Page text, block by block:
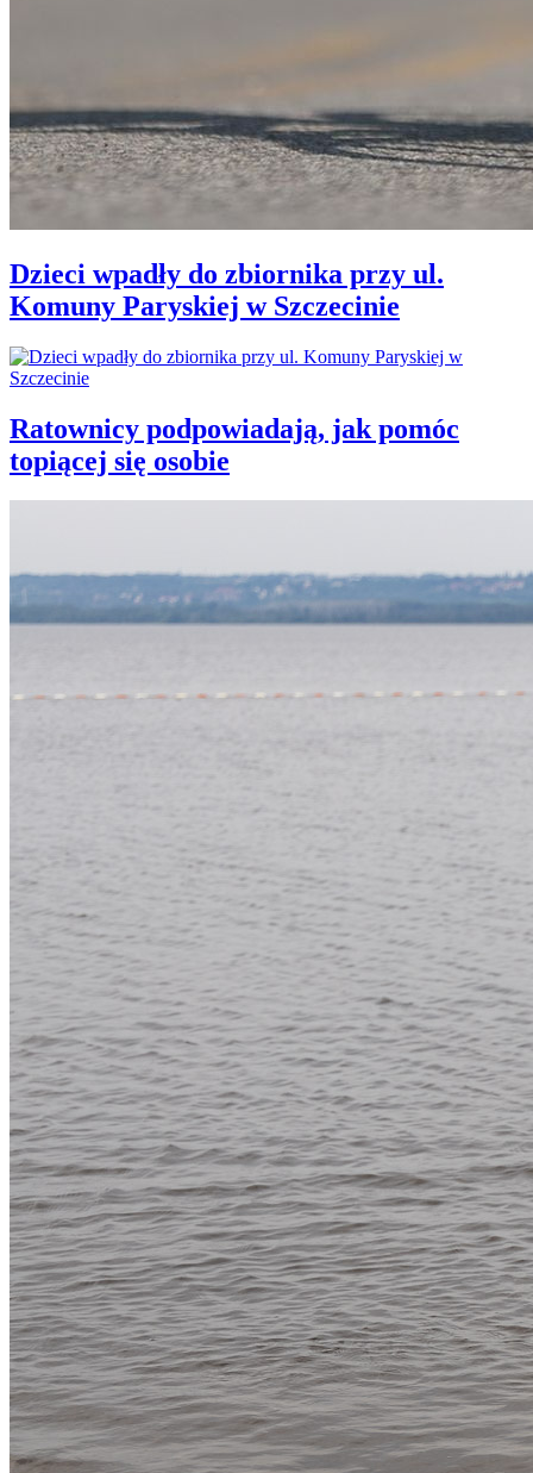
Dzieci wpadły do zbiornika przy ul.
Komuny Paryskiej w Szczecinie
Ratownicy podpowiadają, jak pomóc
topiącej się osobie